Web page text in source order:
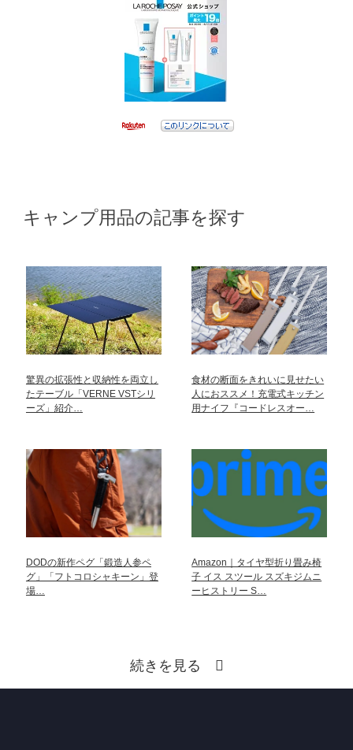
キャンプ用品の記事を探す
驚異の拡張性と収納性を両立し
たテーブル「VERNE VSTシリ
ーズ」紹介…
食材の断面をきれいに見せたい
人におススメ！充電式キッチン
用ナイフ『コードレスオー…
DODの新作ペグ「鍛造人参ペ
グ」「フトコロシャキーン」登
場…
Amazon｜タイヤ型折り畳み椅
子 イス スツール スズキジムニ
ーヒストリー S…
続きを見る